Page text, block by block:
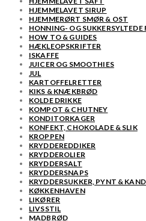
HJEMMELAVET SIRUP
HJEMMERØRT SMØR & OST
HONNING- OG
HOW TO & GUIDES
HÆKLEOPSKRIFTER
ISKAFFE
JUICER OG SMOOTHIES
JUL
KARTOFFELRETTER
KIKS & KNÆKBRØD
KOLDE DRIKKE
KOMPOT & CHUTNEY
KONDITORKAGER
KONFEKT, CHOKOLADE & SLIK
KROPPEN
KRYDDEREDDIKER
KRYDDEROLIER
KRYDDERSALT
KRYDDERSNAPS
KRYDDERSUKKER, PYNT &
KØKKENHAVEN
LIKØRER
LIVSSTIL
MADBRØD